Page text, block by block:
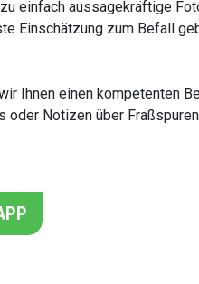
einfach aussagekräftige
Einschätzung zum Befall
Ihnen einen kompetenten
Notizen über